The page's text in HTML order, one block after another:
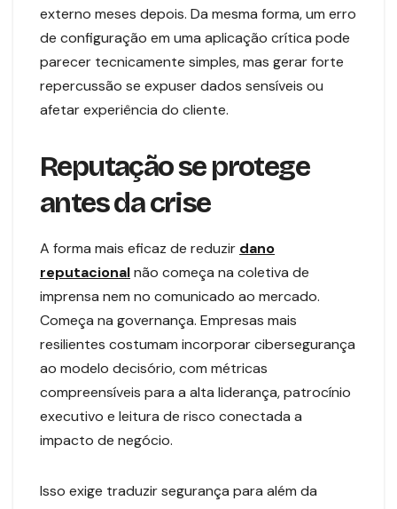
externo meses depois. Da mesma forma, um erro
de configuração em uma aplicação crítica pode
parecer tecnicamente simples, mas gerar forte
repercussão se expuser dados sensíveis ou
afetar experiência do cliente.
Reputação se protege
antes da crise
A forma mais eficaz de reduzir dano
reputacionalnão começa na coletiva de
imprensa nem no comunicado ao mercado.
Começa na governança. Empresas mais
resilientes costumam incorporar cibersegurança
ao modelo decisório, com métricas
compreensíveis para a alta liderança, patrocínio
executivo e leitura de risco conectada a
impacto de negócio.
Isso exige traduzir segurança para além da